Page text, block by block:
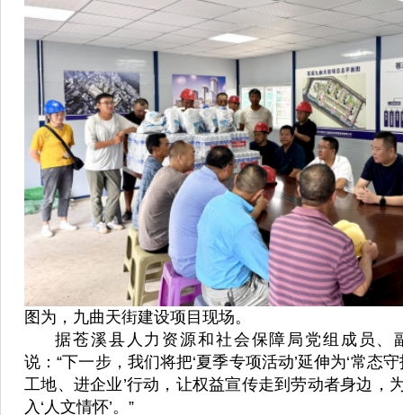
图为，九曲天街建设项目现场。
据苍溪县人力资源和社会保障局党组成员、
说：“下一步，我们将把‘夏季专项活动’延伸为‘常态
工地、进企业’行动，让权益宣传走到劳动者身边，
入‘人文情怀’。”